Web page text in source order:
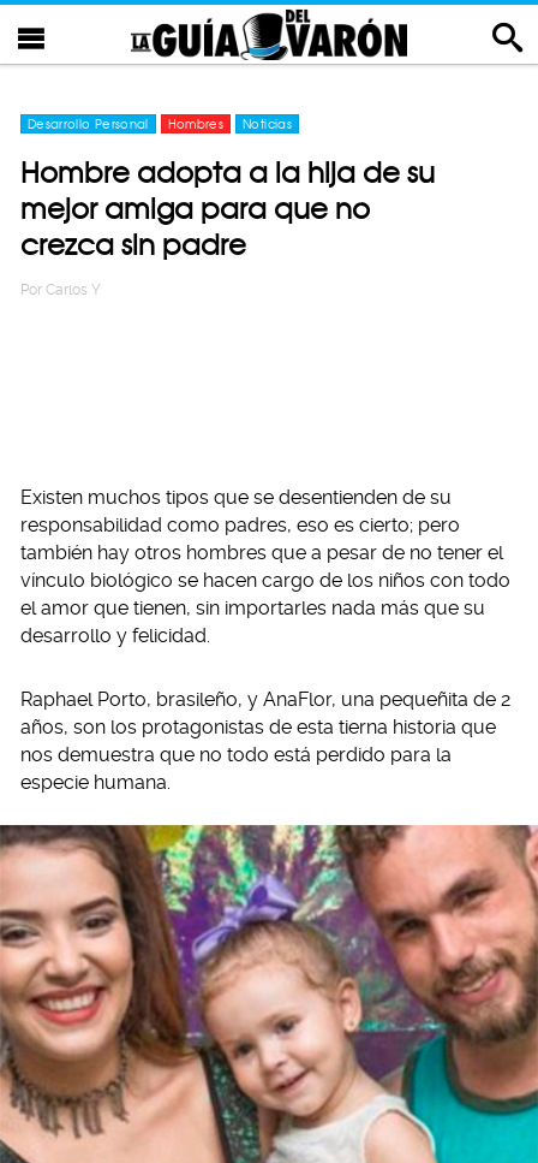
Desarrollo Personal Hombres Noticias
Hombre adopta a la hija de su
mejor amiga para que no
crezca sin padre
Por Carlos Y
Existen muchos tipos que se desentienden de su
responsabilidad como padres, eso es cierto; pero
también hay otros hombres que a pesar de no tener el
vínculo biológico se hacen cargo de los niños con todo
el amor que tienen, sin importarles nada más que su
desarrollo y felicidad.
Raphael Porto, brasileño, y AnaFlor, una pequeñita de 2
años, son los protagonistas de esta tierna historia que
nos demuestra que no todo está perdido para la
especie humana.